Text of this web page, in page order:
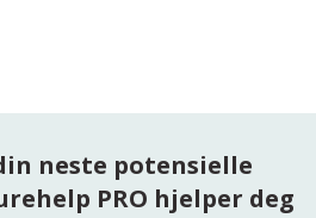
neste potensielle
PRO hjelper deg